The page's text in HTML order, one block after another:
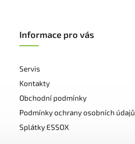
Informace pro vás
Servis
Kontakty
Obchodní podmínky
Podmínky ochrany osobních údajů
Splátky ESSOX